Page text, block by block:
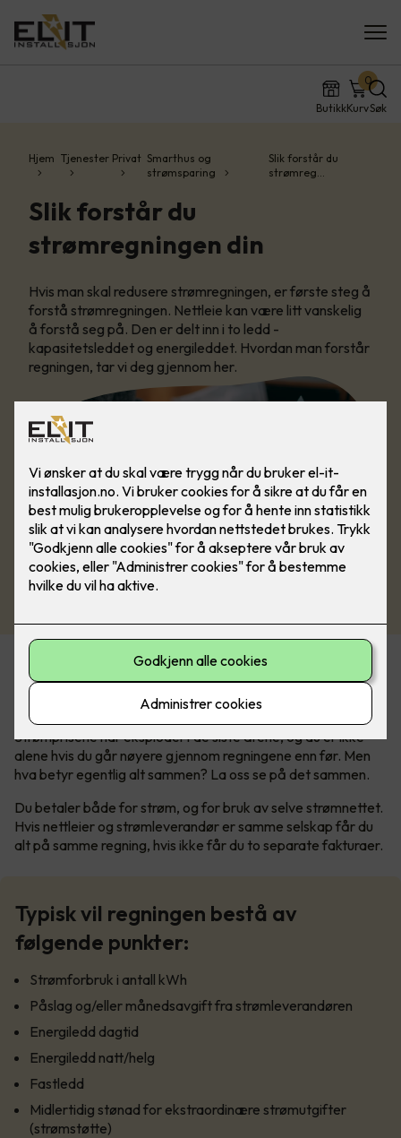
ButikkKurv
0
Søk
Hjem Tjenester Privat Smarthus og
strømsparing
Slik forstår du
strømreg…
Slik forstår du
strømregningen din
Hvis man skal redusere strømregningen, er første steg å
forstå strømregningen. Nettleie kan være litt vanskelig
å forstå seg på. Den er delt inn i to ledd -
kapasitetsleddet og energileddet. Hvordan man forstår
regningen, tar vi deg gjennom her.
Kan være tricky å forstå
strømregningen
Strømprisene har eksplodert de siste årene, og du er ikke
alene hvis du går nøyere gjennom regningene enn før. Men
hva betyr egentlig alt sammen? La oss se på det sammen.
Du betaler både for strøm, og for bruk av selve strømnettet.
Hvis nettleier og strømleverandør er samme selskap får du
alt på samme regning, hvis ikke får du to separate fakturaer.
Typisk vil regningen bestå av
følgende punkter:
Strømforbruk i antall kWh
Påslag og/eller månedsavgift fra strømleverandøren
Energiledd dagtid
Energiledd natt/helg
Fastledd
Midlertidig stønad for ekstraordinære strømutgifter
(strømstøtte)